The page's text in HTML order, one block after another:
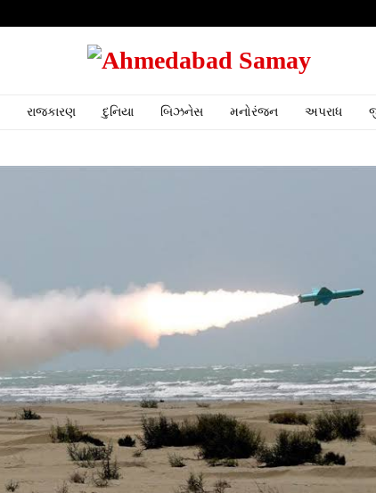
રાજકારણ દુનિયા બિઝનેસ મનોરંજન અપરાધ